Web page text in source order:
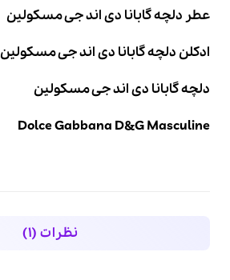
عطر دلچه گابانا دی اند جی مسکولین
ادکلن دلچه گابانا دی اند جی مسکولین
دلچه گابانا دی اند جی مسکولین
Dolce Gabbana D&G Masculine
نظرات (1)